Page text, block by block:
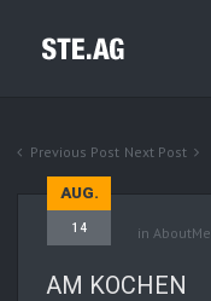
Previous Post Next Post
AUG.
14 in AboutMe
AM KOCHEN